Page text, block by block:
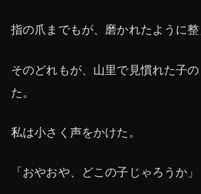
指の爪までもが、磨かれたように整
そのどれもが、山里で見慣れた子
た。
私は小さく声をかけた。
「おやおや、どこの子じゃろうか」